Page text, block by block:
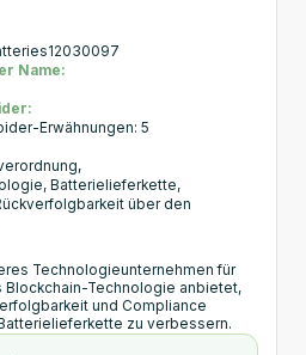
Name:
Erwähnungen: 5
Batterielieferkette,
über den
Technologieunternehmen für
Blockchain-Technologie anbietet,
und Compliance
zu verbessern.